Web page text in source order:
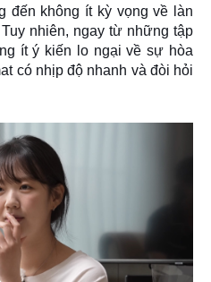
đến không ít kỳ vọng về làn
nhiên, ngay từ những tập
ít ý kiến lo ngại về sự hòa
có nhịp độ nhanh và đòi hỏi